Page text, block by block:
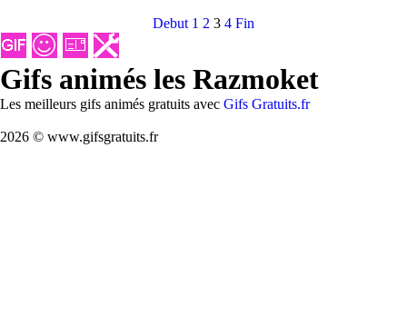
Debut 1 2 3 4 Fin
Gifs animés les Razmoket
Les meilleurs gifs animés gratuits avec Gifs Gratuits.fr
2026 © www.gifsgratuits.fr